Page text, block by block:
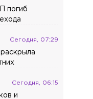
погиб
Сегодня, 07:29
Сегодня, 06:15
и